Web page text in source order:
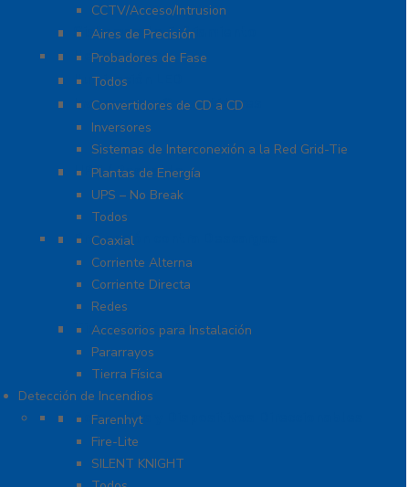
CCTV/Acceso/Intrusion
Sistemas de Enfriamiento
Aires de Precisión
Herramientas
Probadores de Fase
Iluminación LED
Todos
Inversores y Convertidores
Convertidores de CD a CD
Inversores
Sistemas de Interconexión a la Red Grid-Tie
UPS / Respaldo
Plantas de Energía
UPS – No Break
Todos
Protección contra Descargas
Coaxial
Corriente Alterna
Corriente Directa
Redes
Tierra Física y Pararrayos
Accesorios para Instalación
Pararrayos
Tierra Física
Detección de Incendios
Accesorios y Dispositivos Direccionables
Farenhyt
Fire-Lite
SILENT KNIGHT